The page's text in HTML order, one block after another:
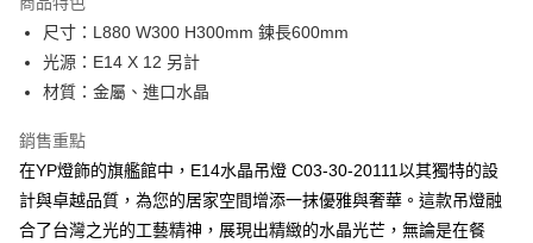
街口支付
悠遊付
全盈+PAY
AFTEE先享後付
相關說明
尺寸：L880 W300 H300mm 鍊長600mm
光源：E14 X 12 另計
材質：金屬、進口水晶
銷售重點
在YP燈飾的旗艦館中，E14水晶吊燈 C03-30-20111以其獨特的設
計與卓越品質，為您的居家空間增添一抹優雅與奢華。這款吊燈融
合了台灣之光的工藝精神，展現出精緻的水晶光芒，無論是在餐